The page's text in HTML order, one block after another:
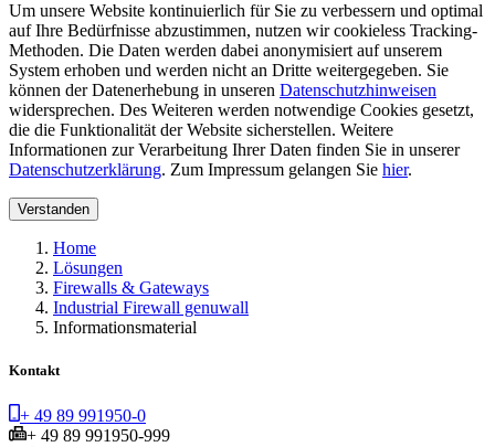
Um unsere Website kontinuierlich für Sie zu verbessern und optimal
auf Ihre Bedürfnisse abzustimmen, nutzen wir cookieless Tracking-
Methoden. Die Daten werden dabei anonymisiert auf unserem
System erhoben und werden nicht an Dritte weitergegeben. Sie
können der Datenerhebung in unseren Datenschutzhinweisen
widersprechen. Des Weiteren werden notwendige Cookies gesetzt,
die die Funktionalität der Website sicherstellen. Weitere
Informationen zur Verarbeitung Ihrer Daten finden Sie in unserer
Datenschutzerklärung. Zum Impressum gelangen Sie hier.
Verstanden
Home
Lösungen
Firewalls & Gateways
Industrial Firewall genuwall
Informationsmaterial
Kontakt
+ 49 89 991950-0
+ 49 89 991950-999